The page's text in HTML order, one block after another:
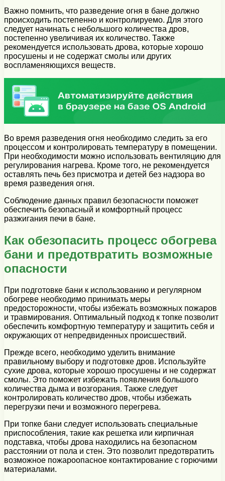
Важно помнить, что разведение огня в бане должно
происходить постепенно и контролируемо. Для этого
следует начинать с небольшого количества дров,
постепенно увеличивая их количество. Также
рекомендуется использовать дрова, которые хорошо
просушены и не содержат смолы или других
воспламеняющихся веществ.
Во время разведения огня необходимо следить за его
процессом и контролировать температуру в помещении.
При необходимости можно использовать вентиляцию для
регулирования нагрева. Кроме того, не рекомендуется
оставлять печь без присмотра и детей без надзора во
время разведения огня.
Соблюдение данных правил безопасности поможет
обеспечить безопасный и комфортный процесс
разжигания печи в бане.
Как обезопасить процесс обогрева
бани и предотвратить возможные
опасности
При подготовке бани к использованию и регулярном
обогреве необходимо принимать меры
предосторожности, чтобы избежать возможных пожаров
и травмирования. Оптимальный подход к топке позволит
обеспечить комфортную температуру и защитить себя и
окружающих от непредвиденных происшествий.
Прежде всего, необходимо уделить внимание
правильному выбору и подготовке дров. Используйте
сухие дрова, которые хорошо просушены и не содержат
смолы. Это поможет избежать появления большого
количества дыма и возгорания. Также следует
контролировать количество дров, чтобы избежать
перегрузки печи и возможного перегрева.
При топке бани следует использовать специальные
приспособления, такие как решетка или кирпичная
подставка, чтобы дрова находились на безопасном
расстоянии от пола и стен. Это позволит предотвратить
возможное пожароопасное контактирование с горючими
материалами.